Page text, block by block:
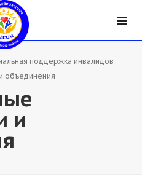
поддержка инвалидов
объединения
и